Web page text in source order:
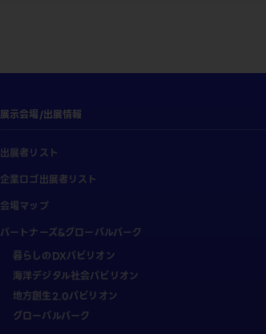
展示会場/出展情報
出展者リスト
企業ロゴ出展者リスト
会場マップ
パートナーズ&グローバルパーク
暮らしのDXパビリオン
海洋デジタル社会パビリオン
地方創生2.0パビリオン
グローバルパーク